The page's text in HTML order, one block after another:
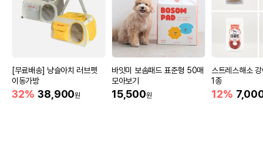
[무료배송] 냥슬아치 러브펫
이동가방
32% 38,900원
바잇미 보솜패드 표준형 50매
모아보기
15,500원
스트레스해소
1종
12%